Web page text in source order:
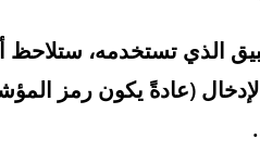
الذي تستخدمه، ستلاحظ
(عادةً يكون رمز